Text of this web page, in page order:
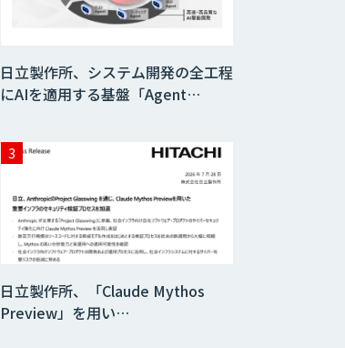
日立製作所、システム開発の全工程
にAIを適用する基盤「Agent…
日立製作所、「Claude Mythos
Preview」を用い…